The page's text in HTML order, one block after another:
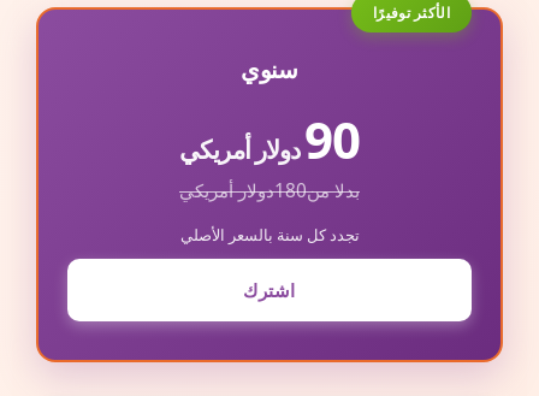
الأكثر توفيرًا
سنوي
90دولار أمريكي
بدلا من180دولار أمريكي
تجدد كل سنة بالسعر الأصلي
اشترك